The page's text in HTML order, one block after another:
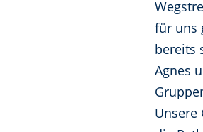
für uns
bereits
Agnes
Unsere